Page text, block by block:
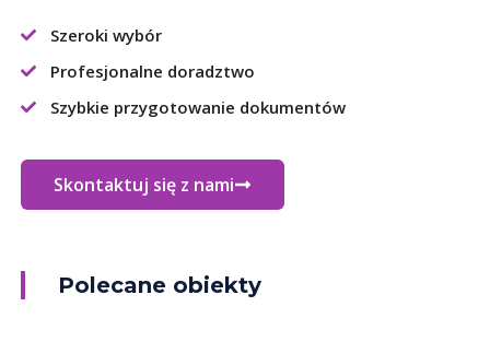
Szeroki wybór
Profesjonalne doradztwo
Szybkie przygotowanie dokumentów
Skontaktuj się z nami
Polecane obiekty